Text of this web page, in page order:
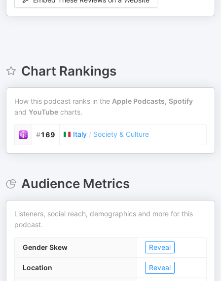
Chart Rankings
How this podcast ranks in the Apple Podcasts, Spotify
and YouTube charts.
#169 Italy / Society & Culture
Audience Metrics
Listeners, social reach, demographics and more for this
podcast.
Gender Skew Reveal
Location Reveal